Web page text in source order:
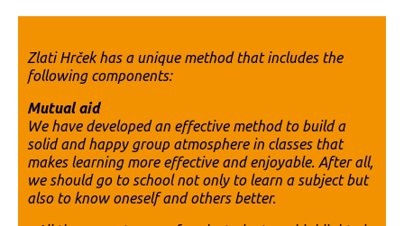
Zlati Hrček has a unique method that includes the
following components:
Mutual aid
We have developed an effective method to build a
solid and happy group atmosphere in classes that
makes learning more effective and enjoyable. After all,
we should go to school not only to learn a subject but
also to know oneself and others better.